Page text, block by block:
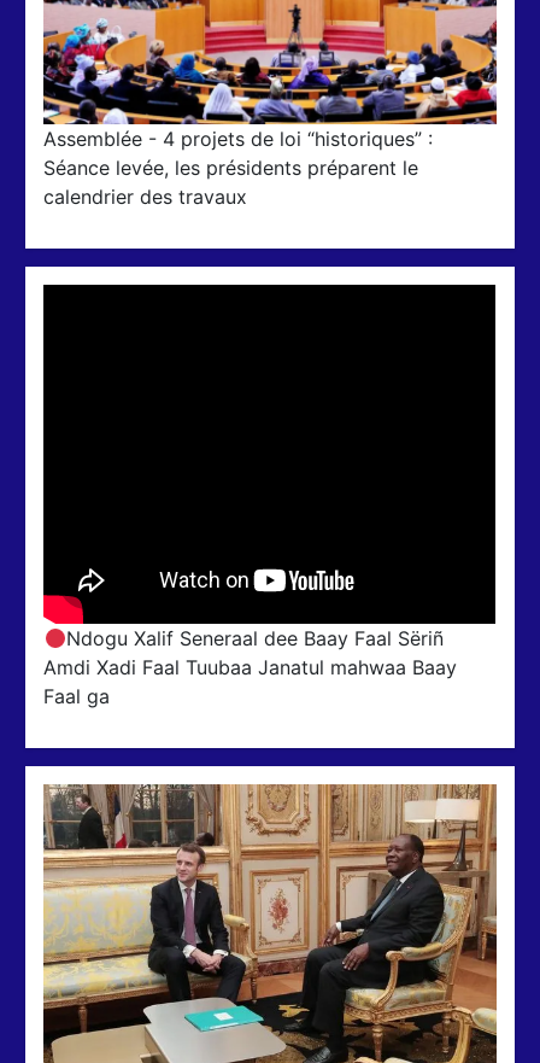
Assemblée - 4 projets de loi “historiques” :
Séance levée, les présidents préparent le
calendrier des travaux
Ndogu Xalif Seneraal dee Baay Faal Sëriñ
Amdi Xadi Faal Tuubaa Janatul mahwaa Baay
Faal ga